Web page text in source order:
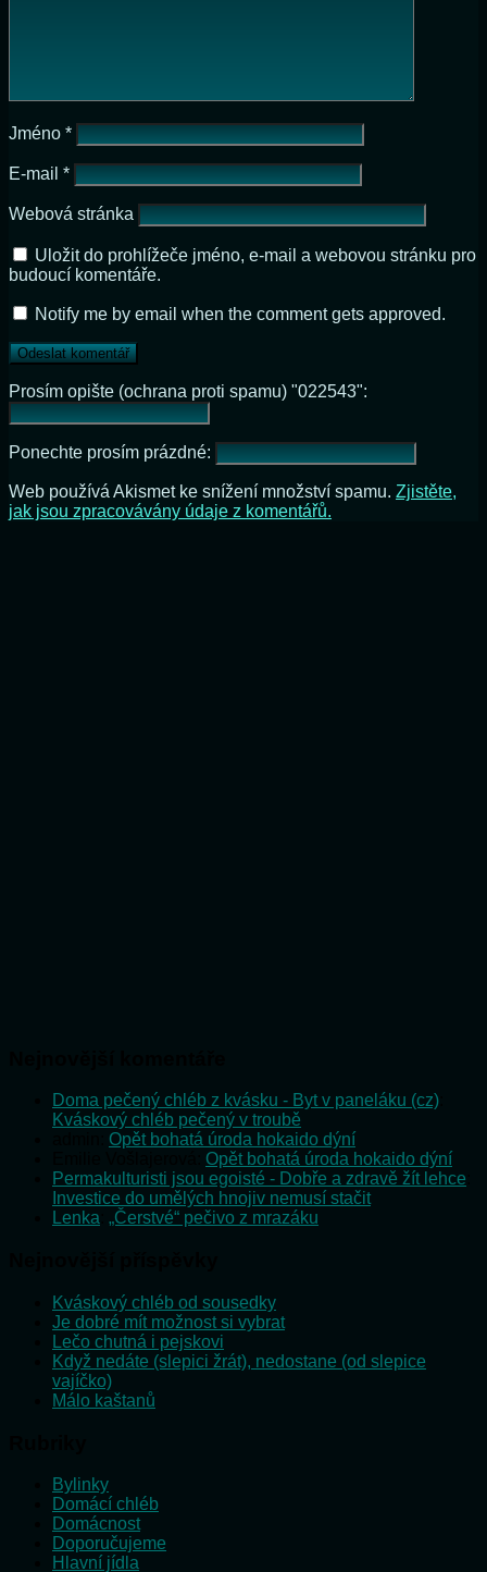
Jméno *
E-mail *
Webová stránka
Uložit do prohlížeče jméno, e-mail a webovou stránku pro
budoucí komentáře.
Notify me by email when the comment gets approved.
Prosím opište (ochrana proti spamu) "022543":
Ponechte prosím prázdné:
Web používá Akismet ke snížení množství spamu. Zjistěte,
jak jsou zpracovávány údaje z komentářů.
Doma pečený chléb z kvásku - Byt v paneláku (cz)
Kváskový chléb pečený v troubě
Opět bohatá úroda hokaido dýní
Opět bohatá úroda hokaido dýní
Permakulturisti jsou egoisté - Dobře a zdravě žít lehce
Investice do umělých hnojiv nemusí stačit
Lenka „Čerstvé“ pečivo z mrazáku
Kváskový chléb od sousedky
Je dobré mít možnost si vybrat
Lečo chutná i pejskovi
Když nedáte (slepici žrát), nedostane (od slepice
vajíčko)
Málo kaštanů
Bylinky
Domácí chléb
Domácnost
Doporučujeme
Hlavní jídla